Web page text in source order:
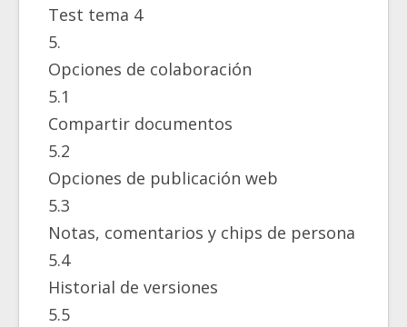
Test tema 4
5.
Opciones de colaboración
5.1
Compartir documentos
5.2
Opciones de publicación web
5.3
Notas, comentarios y chips de persona
5.4
Historial de versiones
5.5